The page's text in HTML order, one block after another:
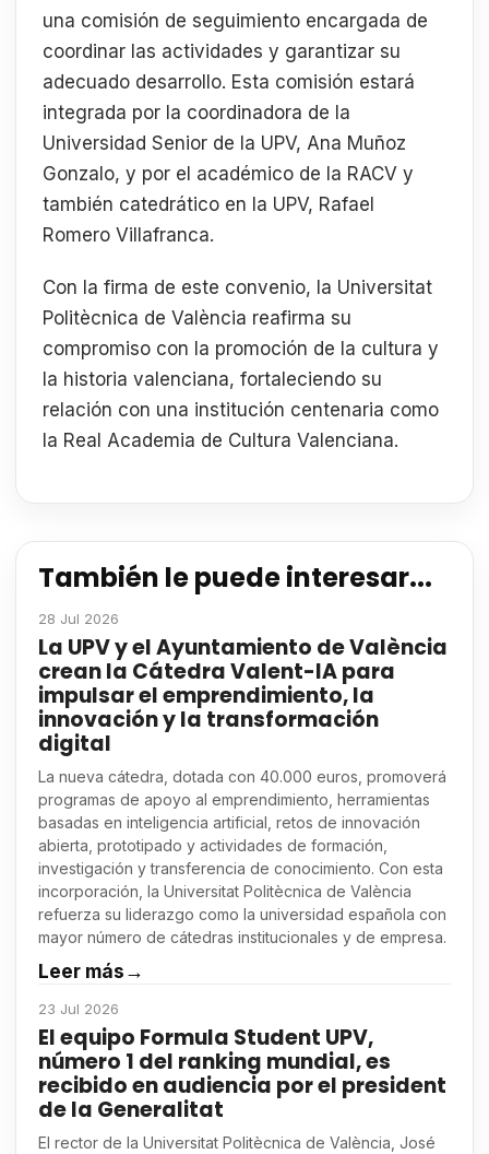
una comisión de seguimiento encargada de
coordinar las actividades y garantizar su
adecuado desarrollo. Esta comisión estará
integrada por la coordinadora de la
Universidad Senior de la UPV, Ana Muñoz
Gonzalo, y por el académico de la RACV y
también catedrático en la UPV, Rafael
Romero Villafranca.
Con la firma de este convenio, la Universitat
Politècnica de València reafirma su
compromiso con la promoción de la cultura y
la historia valenciana, fortaleciendo su
relación con una institución centenaria como
la Real Academia de Cultura Valenciana.
También le puede interesar...
28 Jul 2026
La UPV y el Ayuntamiento de València
crean la Cátedra Valent-IA para
impulsar el emprendimiento, la
innovación y la transformación
digital
La nueva cátedra, dotada con 40.000 euros, promoverá
programas de apoyo al emprendimiento, herramientas
basadas en inteligencia artificial, retos de innovación
abierta, prototipado y actividades de formación,
investigación y transferencia de conocimiento. Con esta
incorporación, la Universitat Politècnica de València
refuerza su liderazgo como la universidad española con
mayor número de cátedras institucionales y de empresa.
Leer más→
23 Jul 2026
El equipo Formula Student UPV,
número 1 del ranking mundial, es
recibido en audiencia por el president
de la Generalitat
El rector de la Universitat Politècnica de València, José